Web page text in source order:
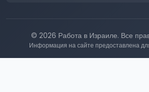
© 2026 Работа в Израиле. Все
Информация на сайте предоставлена